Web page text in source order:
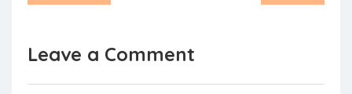
Leave a Comment